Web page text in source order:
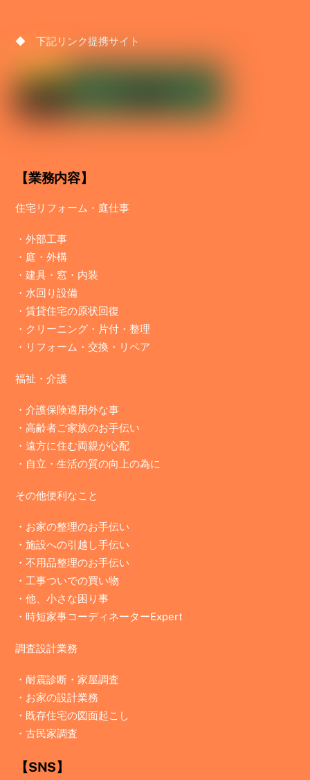
◆ 下記リンク提携サイト
【業務内容】
住宅リフォーム・庭仕事
・外部工事
・ 庭・外構
・建具・窓・内装
・水回り設備
・賃貸住宅の原状回復
・ クリーニング・片付・整理
・ リフォーム・交換・リペア
福祉・介護
・介護保険適用外な事
・高齢者ご家族のお手伝い
・遠方に住む両親が心配
・自立・生活の質の向上の為に
その他便利なこと
・お家の整理のお手伝い
・施設への引越し手伝い
・不用品整理のお手伝い
・工事ついでの買い物
・他、小さな困り事
・時短家事コーディネーターExpert
調査設計業務
・耐震診断・家屋調査
・ お家の設計業務
・ 既存住宅の図面起こし
・古民家調査
【SNS】